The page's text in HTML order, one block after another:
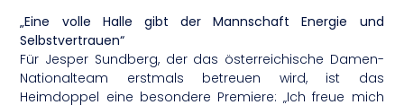
„Eine volle Halle gibt der Mannschaft Energie und
Selbstvertrauen“
Für Jesper Sundberg, der das österreichische Damen-
Nationalteam erstmals betreuen wird, ist das
Heimdoppel eine besondere Premiere: „Ich freue mich